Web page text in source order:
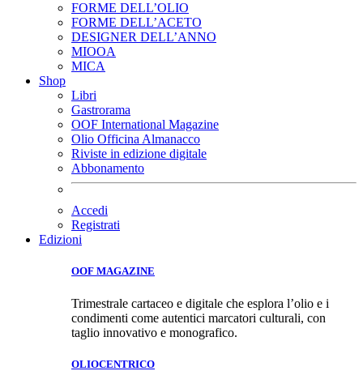
FORME DELL’OLIO
FORME DELL’ACETO
DESIGNER DELL’ANNO
MIOOA
MICA
Shop
Libri
Gastrorama
OOF International Magazine
Olio Officina Almanacco
Riviste in edizione digitale
Abbonamento
Accedi
Registrati
Edizioni
OOF MAGAZINE
Trimestrale cartaceo e digitale che esplora l’olio e i
condimenti come autentici marcatori culturali, con
taglio innovativo e monografico.
OLIOCENTRICO